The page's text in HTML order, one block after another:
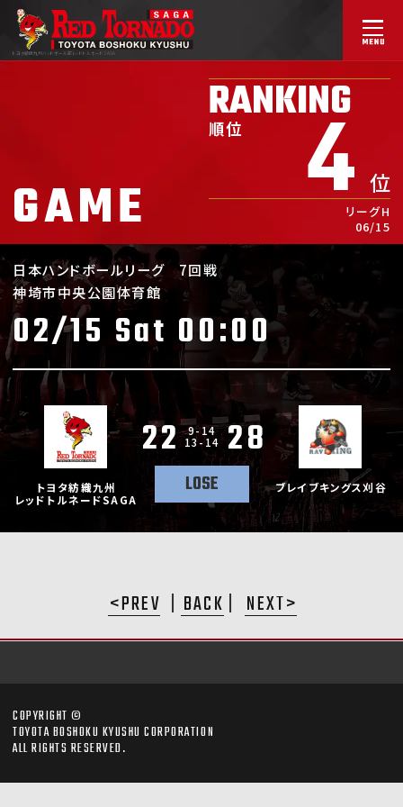
トヨタ紡織九州ハンドボール部レッドトルネードSAGA
GAME
RANKING
順位 4 位
リーグH
06/15
日本ハンドボールリーグ
7回戦
神埼市中央公園体育館
02/15 Sat 00:00
トヨタ紡織九州
レッドトルネードSAGA
22
ブレイブキングス刈谷
28
LOSE
9-14
13-14
PREV BACK NEXT
COPYRIGHT ©
TOYOTA BOSHOKU KYUSHU CORPORATION
ALL RIGHTS RESERVED.